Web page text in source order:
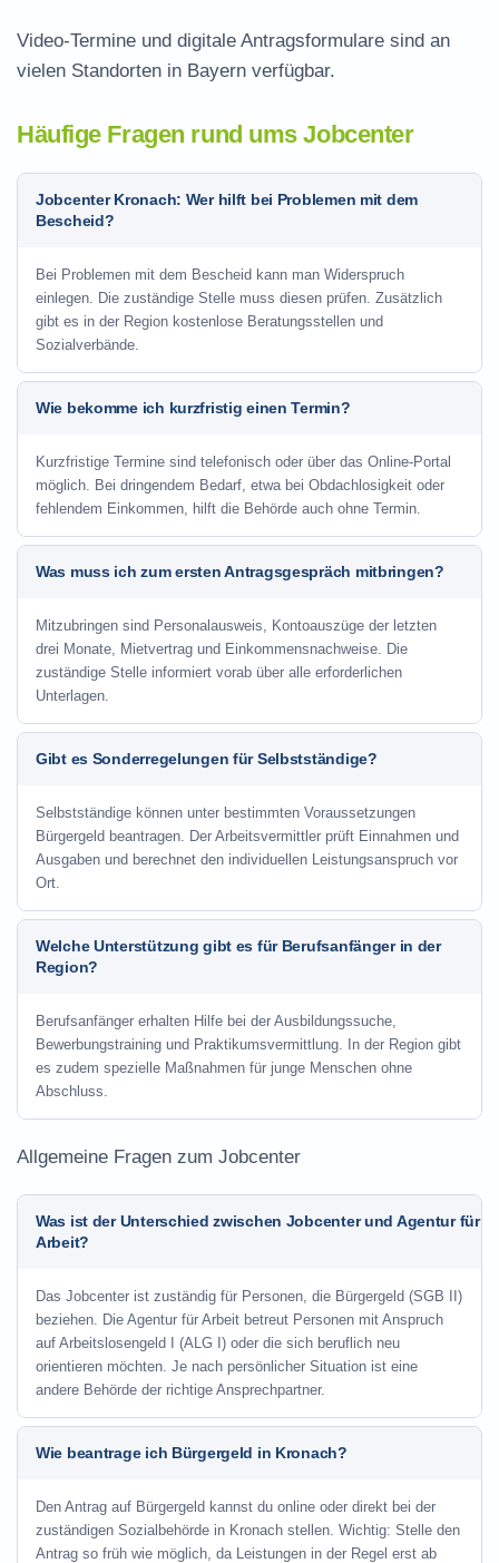
Video-Termine und digitale Antragsformulare sind an
vielen Standorten in Bayern verfügbar.
Häufige Fragen rund ums Jobcenter
Jobcenter Kronach: Wer hilft bei Problemen mit dem
Bescheid?
Bei Problemen mit dem Bescheid kann man Widerspruch
einlegen. Die zuständige Stelle muss diesen prüfen. Zusätzlich
gibt es in der Region kostenlose Beratungsstellen und
Sozialverbände.
Wie bekomme ich kurzfristig einen Termin?
Kurzfristige Termine sind telefonisch oder über das Online-Portal
möglich. Bei dringendem Bedarf, etwa bei Obdachlosigkeit oder
fehlendem Einkommen, hilft die Behörde auch ohne Termin.
Was muss ich zum ersten Antragsgespräch mitbringen?
Mitzubringen sind Personalausweis, Kontoauszüge der letzten
drei Monate, Mietvertrag und Einkommensnachweise. Die
zuständige Stelle informiert vorab über alle erforderlichen
Unterlagen.
Gibt es Sonderregelungen für Selbstständige?
Selbstständige können unter bestimmten Voraussetzungen
Bürgergeld beantragen. Der Arbeitsvermittler prüft Einnahmen und
Ausgaben und berechnet den individuellen Leistungsanspruch vor
Ort.
Welche Unterstützung gibt es für Berufsanfänger in der
Region?
Berufsanfänger erhalten Hilfe bei der Ausbildungssuche,
Bewerbungstraining und Praktikumsvermittlung. In der Region gibt
es zudem spezielle Maßnahmen für junge Menschen ohne
Abschluss.
Allgemeine Fragen zum Jobcenter
Was ist der Unterschied zwischen Jobcenter und Agentur für
Arbeit?
Das Jobcenter ist zuständig für Personen, die Bürgergeld (SGB II)
beziehen. Die Agentur für Arbeit betreut Personen mit Anspruch
auf Arbeitslosengeld I (ALG I) oder die sich beruflich neu
orientieren möchten. Je nach persönlicher Situation ist eine
andere Behörde der richtige Ansprechpartner.
Wie beantrage ich Bürgergeld in Kronach?
Den Antrag auf Bürgergeld kannst du online oder direkt bei der
zuständigen Sozialbehörde in Kronach stellen. Wichtig: Stelle den
Antrag so früh wie möglich, da Leistungen in der Regel erst ab